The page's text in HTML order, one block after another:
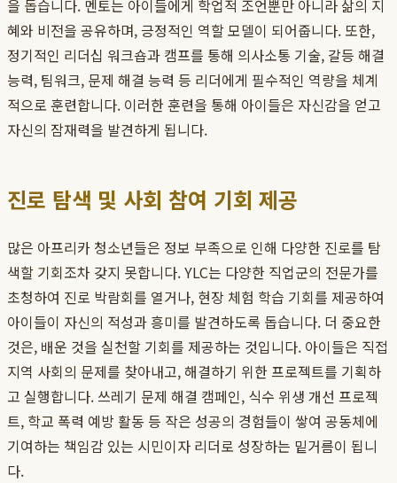
을 돕습니다. 멘토는 아이들에게 학업적 조언뿐만 아니라 삶의 지
혜와 비전을 공유하며, 긍정적인 역할 모델이 되어줍니다. 또한,
정기적인 리더십 워크숍과 캠프를 통해 의사소통 기술, 갈등 해결
능력, 팀워크, 문제 해결 능력 등 리더에게 필수적인 역량을 체계
적으로 훈련합니다. 이러한 훈련을 통해 아이들은 자신감을 얻고
자신의 잠재력을 발견하게 됩니다.
진로 탐색 및 사회 참여 기회 제공
많은 아프리카 청소년들은 정보 부족으로 인해 다양한 진로를 탐
색할 기회조차 갖지 못합니다. YLC는 다양한 직업군의 전문가를
초청하여 진로 박람회를 열거나, 현장 체험 학습 기회를 제공하여
아이들이 자신의 적성과 흥미를 발견하도록 돕습니다. 더 중요한
것은, 배운 것을 실천할 기회를 제공하는 것입니다. 아이들은 직접
지역 사회의 문제를 찾아내고, 해결하기 위한 프로젝트를 기획하
고 실행합니다. 쓰레기 문제 해결 캠페인, 식수 위생 개선 프로젝
트, 학교 폭력 예방 활동 등 작은 성공의 경험들이 쌓여 공동체에
기여하는 책임감 있는 시민이자 리더로 성장하는 밑거름이 됩니
다.